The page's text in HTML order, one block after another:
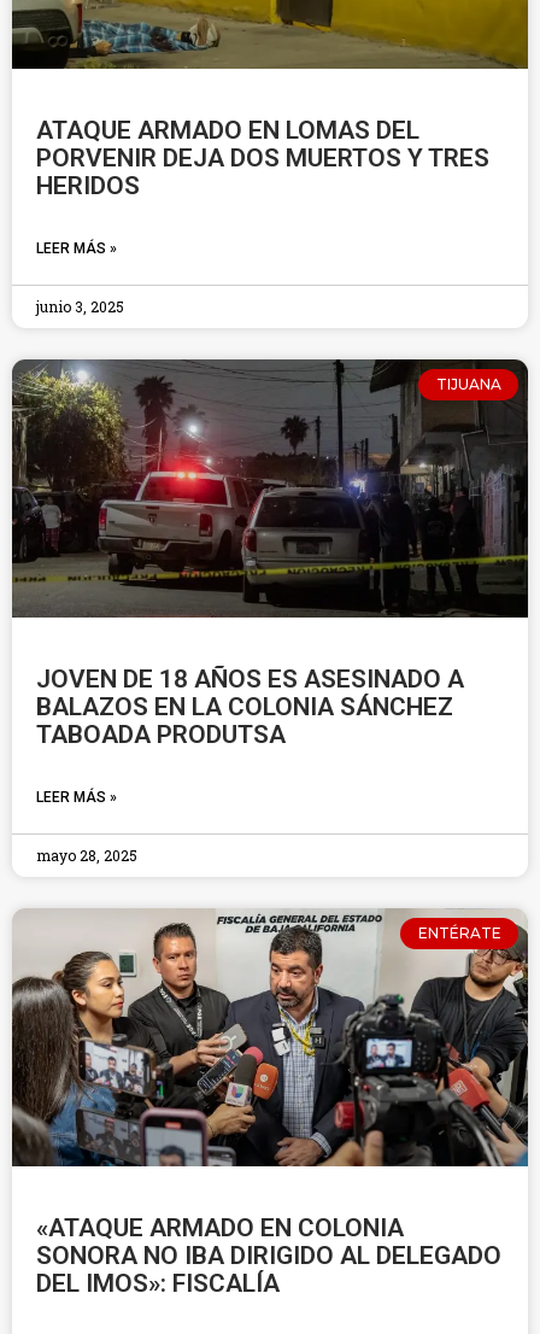
ATAQUE ARMADO EN LOMAS DEL
PORVENIR DEJA DOS MUERTOS Y TRES
HERIDOS
LEER MÁS »
junio 3, 2025
TIJUANA
JOVEN DE 18 AÑOS ES ASESINADO A
BALAZOS EN LA COLONIA SÁNCHEZ
TABOADA PRODUTSA
LEER MÁS »
mayo 28, 2025
ENTÉRATE
«ATAQUE ARMADO EN COLONIA
SONORA NO IBA DIRIGIDO AL DELEGADO
DEL IMOS»: FISCALÍA